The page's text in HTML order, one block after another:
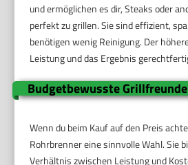
und ermöglichen es dir, Steaks oder
perfekt zu grillen. Sie sind effizient,
benötigen wenig Reinigung. Der
Leistung und das Ergebnis
Budgetbewusste Grillfreunde
Wenn du beim Kauf auf den Preis
Rohrbrenner eine sinnvolle Wahl. Sie
Verhältnis zwischen Leistung und